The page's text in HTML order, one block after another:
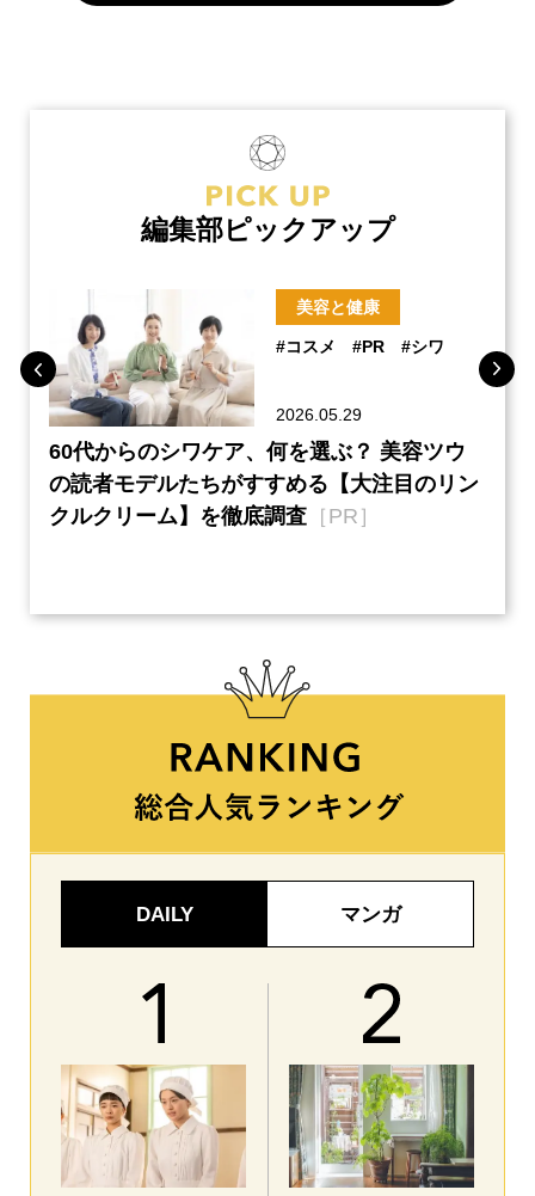
編集部ピックアップ
美容と健康
#コスメ #PR #シワ
2026.05.29
60代からのシワケア、何を選ぶ？ 美容ツウ
の読者モデルたちがすすめる【大注目のリン
クルクリーム】を徹底調査 ［PR］
DAILY マンガ